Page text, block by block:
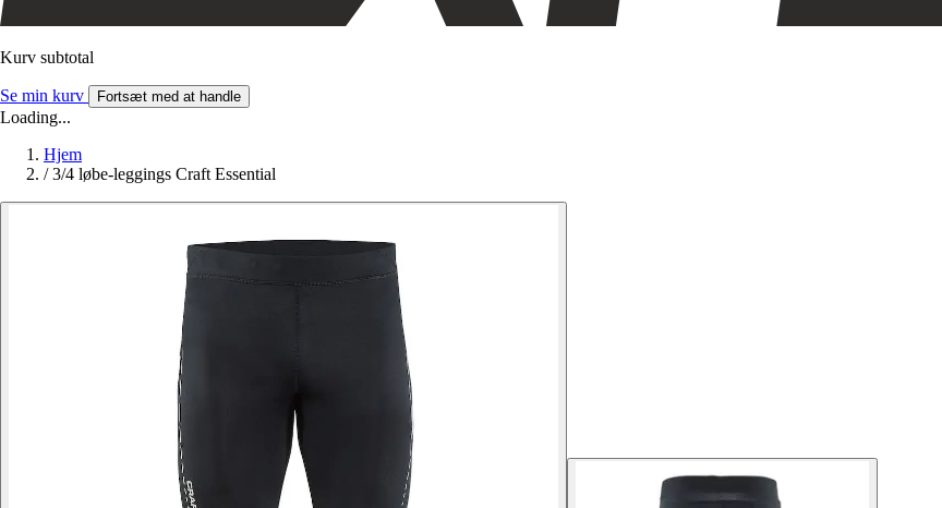
Kurv subtotal
Se min kurv Fortsæt med at handle
Loading...
Hjem
/ 3/4 løbe-leggings Craft Essential